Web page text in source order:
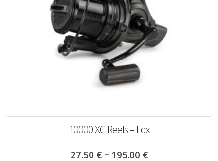
10000 XC Reels – Fox
27.50 €– 195.00 €